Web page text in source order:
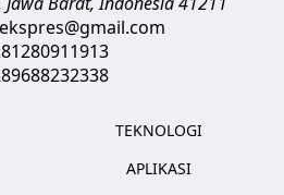
TEKNOLOGI
APLIKASI